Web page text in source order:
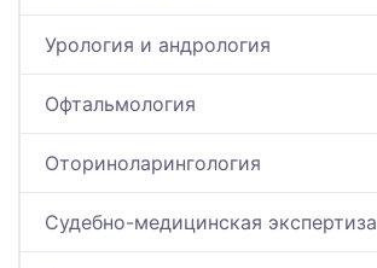
Урология и андрология
Офтальмология
Оториноларингология
Судебно-медицинская экспертиза